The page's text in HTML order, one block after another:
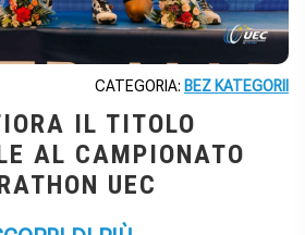
CATEGORIA: BEZ KATEGORII
IL TITOLO
AL CAMPIONATO
UEC